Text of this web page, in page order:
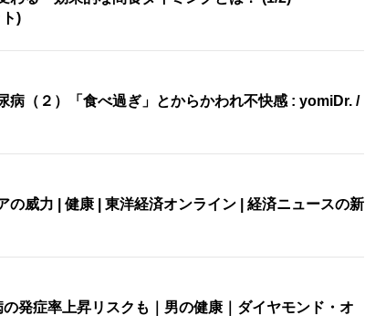
)
病（２）「食べ過ぎ」とからかわれ不快感 : yomiDr. /
の威力 | 健康 | 東洋経済オンライン | 経済ニュースの新
発症率上昇リスクも｜男の健康｜ダイヤモンド・オ